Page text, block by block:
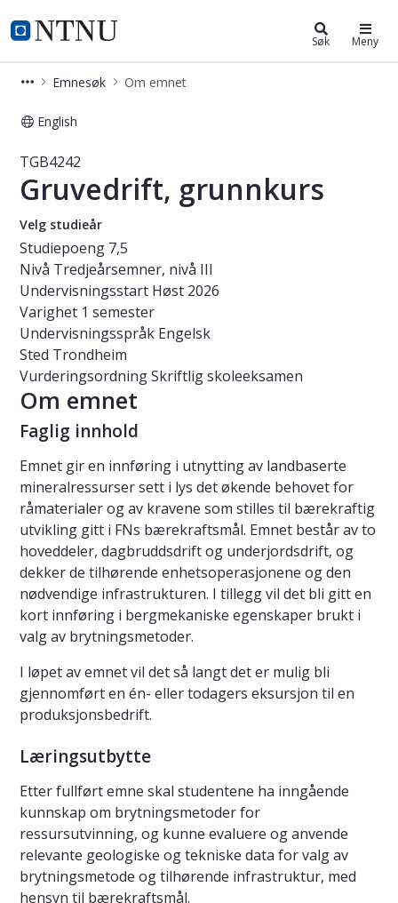
NTNU Hjemmeside
Studier Søk Meny
Emnesøk Om emnet
English
Emne - Gruvedrift, grunnkurs -
TGB4242
Gruvedrift, grunnkurs
Velg studieår
Studiepoeng 7,5
Nivå Tredjeårsemner, nivå III
Undervisningsstart Høst 2026
Varighet 1 semester
Undervisningsspråk Engelsk
Sted Trondheim
VurderingsordningSkriftlig skoleeksamen
Om emnet
Faglig innhold
Emnet gir en innføring i utnytting av landbaserte
mineralressurser sett i lys det økende behovet for
råmaterialer og av kravene som stilles til bærekraftig
utvikling gitt i FNs bærekraftsmål. Emnet består av to
hoveddeler, dagbruddsdrift og underjordsdrift, og
dekker de tilhørende enhetsoperasjonene og den
nødvendige infrastrukturen. I tillegg vil det bli gitt en
kort innføring i bergmekaniske egenskaper brukt i
valg av brytningsmetoder.
I løpet av emnet vil det så langt det er mulig bli
gjennomført en én- eller todagers eksursjon til en
produksjonsbedrift.
Læringsutbytte
Etter fullført emne skal studentene ha inngående
kunnskap om brytningsmetoder for
ressursutvinning, og kunne evaluere og anvende
relevante geologiske og tekniske data for valg av
brytningsmetode og tilhørende infrastruktur, med
hensyn til bærekraftsmål.